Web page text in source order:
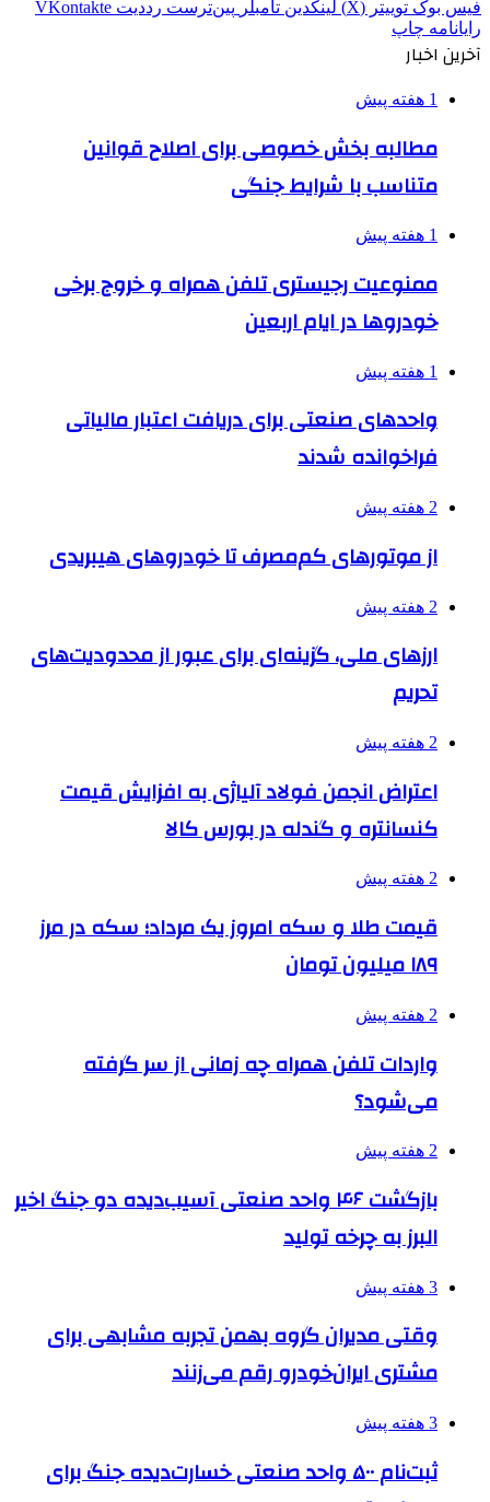
فیس بوک توییتر (X) لینکدین ‫تامبلر ‫پین‌ترست ‫رددیت ‫VKontakte
رایانامه چاپ
آخرین اخبار
1 هفته پیش
مطالبه بخش خصوصی برای اصلاح قوانین
متناسب با شرایط جنگی
1 هفته پیش
ممنوعیت رجیستری تلفن همراه و خروج برخی
خودروها در ایام اربعین
1 هفته پیش
واحدهای صنعتی برای دریافت اعتبار مالیاتی
فراخوانده شدند
2 هفته پیش
از موتورهای کم‌مصرف تا خودروهای هیبریدی
2 هفته پیش
ارزهای ملی، گزینه‌ای برای عبور از محدودیت‌های
تحریم
2 هفته پیش
اعتراض انجمن فولاد آلیاژی به افزایش قیمت
کنسانتره و گندله در بورس کالا
2 هفته پیش
قیمت طلا و سکه امروز یک مرداد؛ سکه در مرز
۱۸۹ میلیون تومان
2 هفته پیش
واردات تلفن همراه چه زمانی از سر گرفته
می‌شود؟
2 هفته پیش
بازگشت ۴۶ واحد صنعتی آسیب‌دیده دو جنگ اخیر
البرز به چرخه تولید
3 هفته پیش
وقتی مدیران گروه بهمن تجربه مشابهی برای
مشتری ایران‌خودرو رقم می‌زنند
3 هفته پیش
ثبت‌نام ۵۰۰ واحد صنعتی خسارت‌دیده جنگ برای